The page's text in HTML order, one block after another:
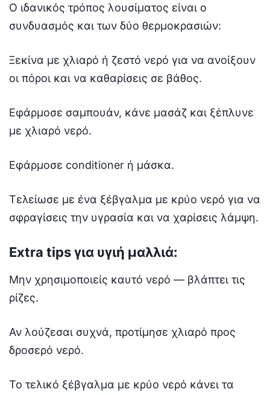
Ο ιδανικός τρόπος λουσίματος είναι ο
συνδυασμός και των δύο θερμοκρασιών:
Ξεκίνα με χλιαρό ή ζεστό νερό για να ανοίξουν
οι πόροι και να καθαρίσεις σε βάθος.
Εφάρμοσε σαμπουάν, κάνε μασάζ και ξέπλυνε
με χλιαρό νερό.
Εφάρμοσε conditioner ή μάσκα.
Τελείωσε με ένα ξέβγαλμα με κρύο νερό για να
σφραγίσεις την υγρασία και να χαρίσεις λάμψη.
Extra tips για υγιή μαλλιά:
Μην χρησιμοποιείς καυτό νερό — βλάπτει τις
ρίζες.
Αν λούζεσαι συχνά, προτίμησε χλιαρό προς
δροσερό νερό.
Το τελικό ξέβγαλμα με κρύο νερό κάνει τα